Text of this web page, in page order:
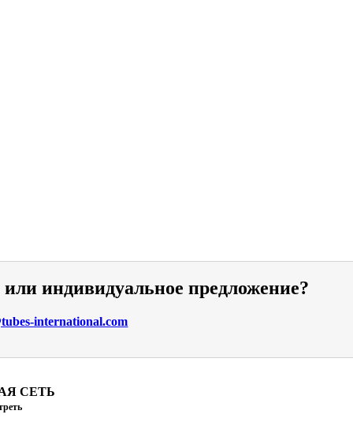
индивидуальное предложение?
international.com
СЕТЬ